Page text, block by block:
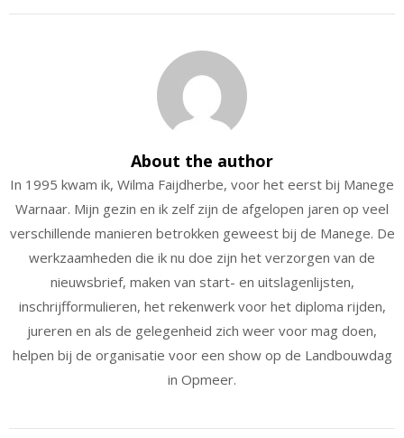
About the author
In 1995 kwam ik, Wilma Faijdherbe, voor het eerst bij Manege
Warnaar. Mijn gezin en ik zelf zijn de afgelopen jaren op veel
verschillende manieren betrokken geweest bij de Manege. De
werkzaamheden die ik nu doe zijn het verzorgen van de
nieuwsbrief, maken van start- en uitslagenlijsten,
inschrijfformulieren, het rekenwerk voor het diploma rijden,
jureren en als de gelegenheid zich weer voor mag doen,
helpen bij de organisatie voor een show op de Landbouwdag
in Opmeer.